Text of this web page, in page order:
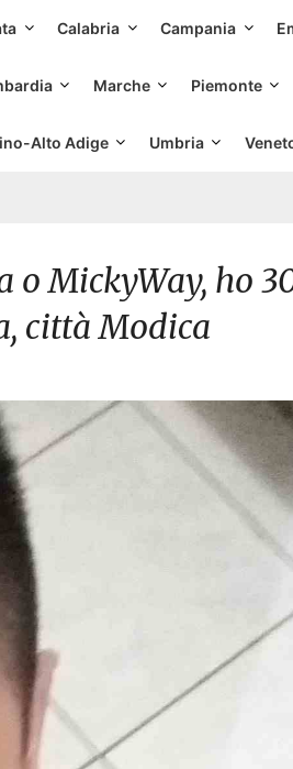
Calabria Campania
Marche Piemonte
Alto Adige Umbria
o MickyWay, ho
città Modica